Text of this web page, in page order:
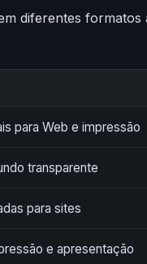
diferentes
para Web e impressão
transparente
para sites
e apresentação